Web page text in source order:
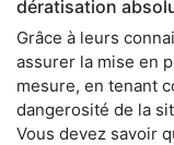
dératisation
Grâce à leurs
assurer la mise en
mesure, en tenant
dangerosité de la
Vous devez savoir